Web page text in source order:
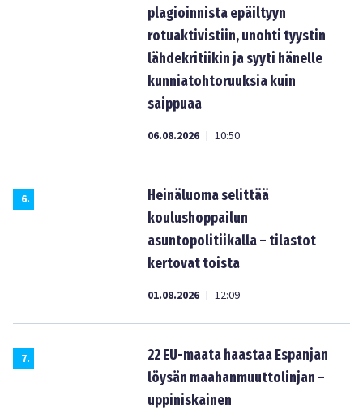
plagioinnista epäiltyyn
rotuaktivistiin, unohti tyystin
lähdekritiikin ja syyti hänelle
kunniatohtoruuksia kuin
saippuaa
06.08.2026 | 10:50
6.
Heinäluoma selittää
koulushoppailun
asuntopolitiikalla – tilastot
kertovat toista
01.08.2026 | 12:09
7.
22 EU-maata haastaa Espanjan
löysän maahanmuuttolinjan –
uppiniskainen